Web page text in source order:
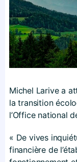
Michel Larive a
la transition
l’Office national
« De vives
financière de